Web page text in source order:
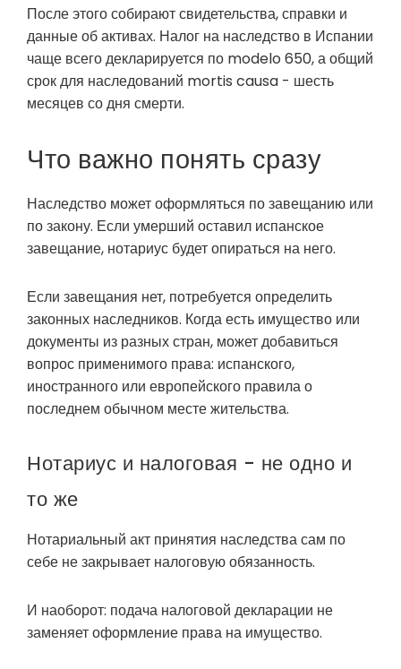
После этого собирают свидетельства, справки и
данные об активах. Налог на наследство в Испании
чаще всего декларируется по modelo 650, а общий
срок для наследований mortis causa - шесть
месяцев со дня смерти.
Что важно понять сразу
Наследство может оформляться по завещанию или
по закону. Если умерший оставил испанское
завещание, нотариус будет опираться на него.
Если завещания нет, потребуется определить
законных наследников. Когда есть имущество или
документы из разных стран, может добавиться
вопрос применимого права: испанского,
иностранного или европейского правила о
последнем обычном месте жительства.
Нотариус и налоговая - не одно и
то же
Нотариальный акт принятия наследства сам по
себе не закрывает налоговую обязанность.
И наоборот: подача налоговой декларации не
заменяет оформление права на имущество.